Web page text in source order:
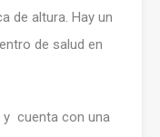
de altura. Hay un
de salud en
y cuenta con una